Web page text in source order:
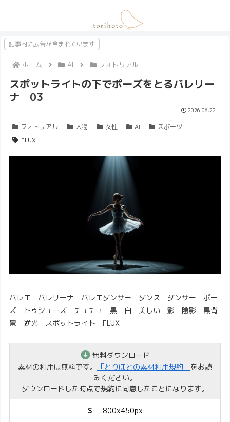
記事内に広告が含まれています
ホーム AI フォトリアル
スポットライトの下でポーズをとるバレリー
ナ 03
2026.06.22
フォトリアル 人物 女性 AI
スポーツ
FLUX
バレエ バレリーナ バレエダンサー ダンス ダンサー ポー
ズ トゥシューズ チュチュ 黒 白 美しい 影 陰影 黒背
景 逆光 スポットライト FLUX
無料ダウンロード
素材の利用は無料です。
「とりほとの素材利用規約」 をお読
みください。
ダウンロードした時点で規約に同意したことになります。
S 800x450px